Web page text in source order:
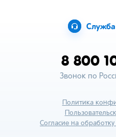
8 800
Звонок по
Политика
Согласие на